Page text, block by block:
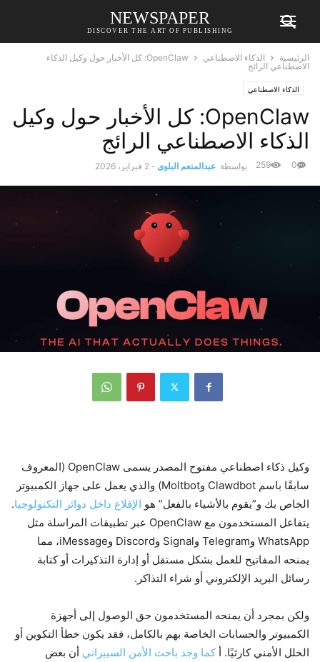
NEWSPAPER
DISCOVER THE ART OF PUBLISHING
الرئيسية الذكاء الاصطناعي
OpenClaw: كل الأخبار حول وكيل الذكاء
الاصطناعي الرائج
الذكاء الاصطناعي
OpenClaw: كل الأخبار حول وكيل
الذكاء الاصطناعي الرائج
بواسطة عبدالمنعم البلوي - 2 فبراير، 2026 0
259
وكيل ذكاء اصطناعي مفتوح المصدر يسمى OpenClaw (المعروف
سابقًا باسم Clawdbot وMoltbot) والذي يعمل على جهاز الكمبيوتر
الخاص بك و”يقوم بالأشياء بالفعل” هو الإقلاع داخل دوائر التكنولوجيا.
يتفاعل المستخدمون مع OpenClaw عبر تطبيقات المراسلة مثل
WhatsApp وTelegram وSignal وDiscord وiMessage، مما
يمنحه المفاتيح للعمل بشكل مستقل أو إدارة التذكيرات أو كتابة
رسائل البريد الإلكتروني أو شراء التذاكر.
ولكن بمجرد أن يمنحه المستخدمون حق الوصول إلى أجهزة
الكمبيوتر والحسابات الخاصة بهم بالكامل، فقد يكون خطأ التكوين أو
الخلل الأمني ​​​​كارثيًا. أكما وجد باحث الأمن السيبراني أن بعض